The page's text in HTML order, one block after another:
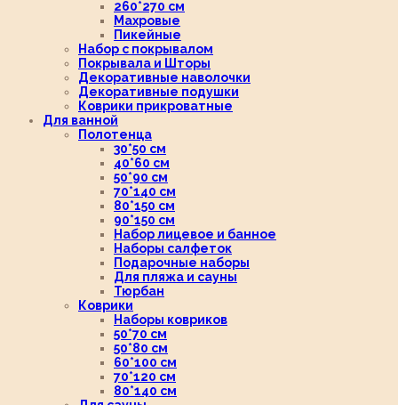
260*270 см
Махровые
Пикейные
Набор с покрывалом
Покрывала и Шторы
Декоративные наволочки
Декоративные подушки
Коврики прикроватные
Для ванной
Полотенца
30*50 см
40*60 см
50*90 см
70*140 см
80*150 см
90*150 см
Набор лицевое и банное
Наборы салфеток
Подарочные наборы
Для пляжа и сауны
Тюрбан
Коврики
Наборы ковриков
50*70 см
50*80 см
60*100 см
70*120 см
80*140 см